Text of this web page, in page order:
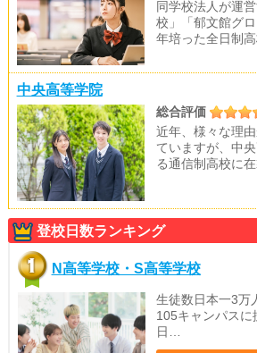
同学校法人が運
校」「郁文館グ
年培った全日制
中央高等学院
総合評価
近年、様々な理
ていますが、中
る通信制高校に
登校日数ランキング
N高等学校・S高等学校
生徒数日本一3万
105キャンパスに
日…